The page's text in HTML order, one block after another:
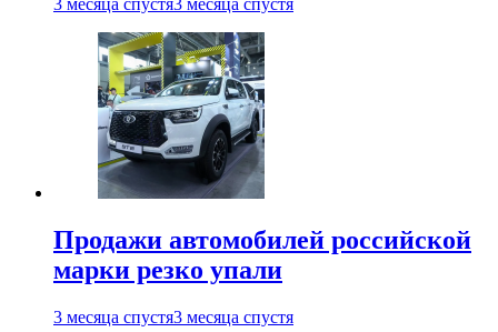
Продажи автомобилей российской
марки резко упали
3 месяца спустя3 месяца спустя